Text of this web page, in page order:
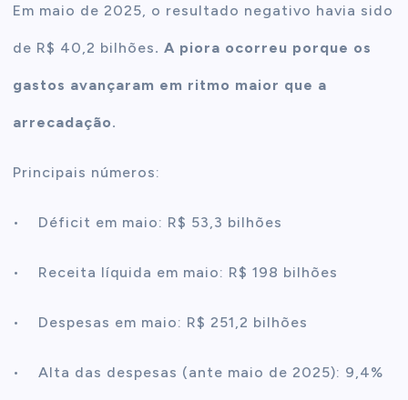
Em maio de 2025, o resultado negativo havia sido
de R$ 40,2 bilhões. A piora ocorreu porque os
gastos avançaram em ritmo maior que a
arrecadação.
Principais números:
• Déficit em maio: R$ 53,3 bilhões
• Receita líquida em maio: R$ 198 bilhões
• Despesas em maio: R$ 251,2 bilhões
• Alta das despesas (ante maio de 2025): 9,4%